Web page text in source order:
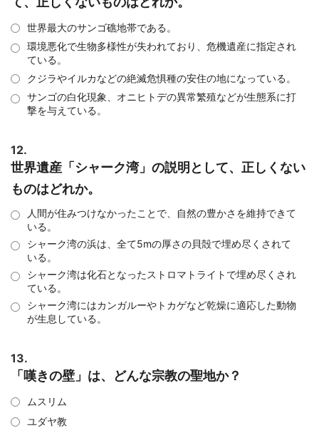
世界最大のサンゴ礁地帯である。
環境悪化で生物多様性が失われており、危機遺産に指定され
ている。
クジラやイルカなどの絶滅危惧種の安住の地になっている。
サンゴの白化現象、オニヒトデの異常繁殖などが生態系に打
撃を与えている。
12.
世界遺産「シャーク湾」の説明として、正しくない
ものはどれか。
人間が住みつけなかったことで、自然の豊かさを維持できて
いる。
シャーク湾の浜は、全て5mの厚さの貝殻で埋め尽くされて
いる。
シャーク湾は化石となったストロマトライトで埋め尽くされ
ている。
シャーク湾にはカンガルーやトカゲなど乾燥に適応した動物
が生息している。
13.
「嘆きの壁」は、どんな宗教の聖地か？
ムスリム
ユダヤ教